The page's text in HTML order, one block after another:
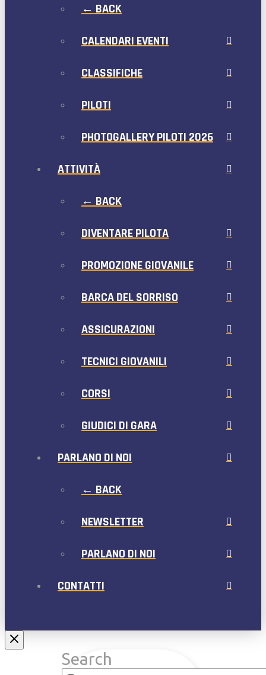
← BACK
CALENDARI EVENTI
CLASSIFICHE
PILOTI
PHOTOGALLERY PILOTI 2026
ATTIVITÀ
← BACK
DIVENTARE PILOTA
PROMOZIONE GIOVANILE
BARCA DEL SORRISO
ASSICURAZIONI
TECNICI GIOVANILI
CORSI
GIUDICI DI GARA
PARLANO DI NOI
← BACK
NEWSLETTER
PARLANO DI NOI
CONTATTI
Search